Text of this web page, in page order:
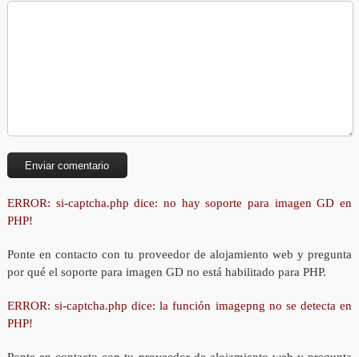
ERROR: si-captcha.php dice: no hay soporte para imagen GD en
PHP!
Ponte en contacto con tu proveedor de alojamiento web y pregunta
por qué el soporte para imagen GD no está habilitado para PHP.
ERROR: si-captcha.php dice: la función imagepng no se detecta en
PHP!